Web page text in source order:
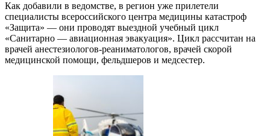
Как добавили в ведомстве, в регион уже прилетели
специалисты всероссийского центра медицины катастроф
«Защита» — они проводят выездной учебный цикл
«Санитарно — авиационная эвакуация». Цикл рассчитан на
врачей анестезиологов-реаниматологов, врачей скорой
медицинской помощи, фельдшеров и медсестер.